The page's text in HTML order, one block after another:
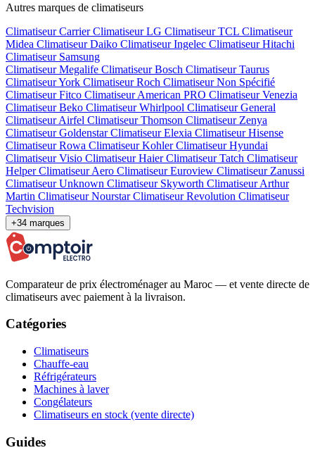
Autres marques de climatiseurs
Climatiseur CarrierClimatiseur LG Climatiseur TCL Climatiseur
Midea Climatiseur Daiko Climatiseur Ingelec Climatiseur Hitachi
Climatiseur Samsung
Climatiseur Megalife Climatiseur Bosch Climatiseur Taurus
Climatiseur York Climatiseur Roch Climatiseur Non Spécifié
Climatiseur Fitco Climatiseur American PRO Climatiseur Venezia
Climatiseur Beko Climatiseur Whirlpool Climatiseur General
Climatiseur Airfel Climatiseur Thomson Climatiseur Zenya
Climatiseur GoldenstarClimatiseur Elexia Climatiseur Hisense
Climatiseur Rowa Climatiseur KohlerClimatiseur Hyundai
Climatiseur Visio Climatiseur HaierClimatiseur Tatch Climatiseur
HelperClimatiseur Aero Climatiseur Euroview Climatiseur Zanussi
Climatiseur Unknown Climatiseur Skyworth Climatiseur Arthur
Martin Climatiseur NourstarClimatiseur Revolution Climatiseur
Techvision
+34 marques
Comparateur de prix électroménager au Maroc — et vente directe de
climatiseurs avec paiement à la livraison.
Catégories
Climatiseurs
Chauffe-eau
Réfrigérateurs
Machines à laver
Congélateurs
Climatiseurs en stock (vente directe)
Guides